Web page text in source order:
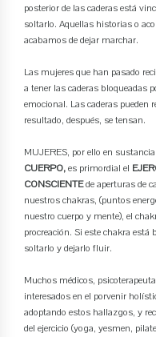
posterior de las caderas está
soltarlo. Aquellas historias o
acabamos de dejar marchar.
Las mujeres que han pasado
a tener las caderas bloqueadas
emocional. Las caderas pueden
resultado, después, se tensan.
MUJERES, por ello en
CUERPO,es primordial el
CONSCIENTEde aperturas de
nuestros chakras, (puntos
nuestro cuerpo y mente), el
procreación. Si este chakra
soltarlo y dejarlo fluir.
Muchos médicos,
interesados en el porvenir
adoptando estos hallazgos, y
del ejercicio (yoga, yesmen,